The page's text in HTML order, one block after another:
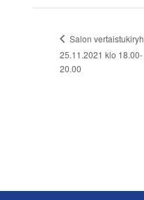
Salon
25.11.2021 klo 18.00-
20.00